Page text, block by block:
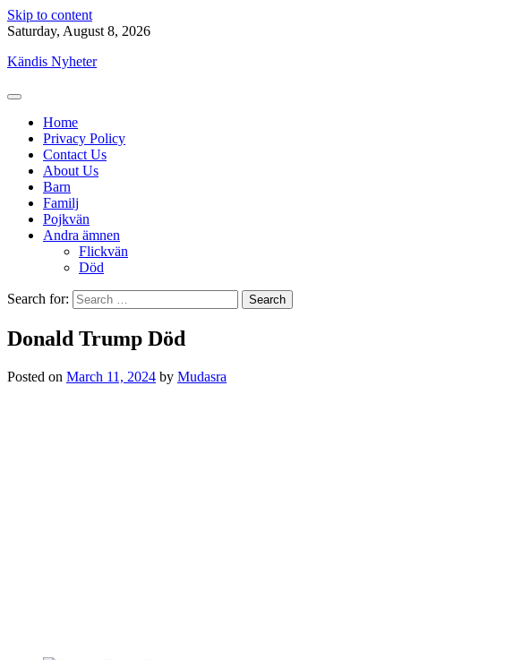
Skip to content
Saturday, August 8, 2026
Kändis Nyheter
Home
Privacy Policy
Contact Us
About Us
Barn
Familj
Pojkvän
Andra ämnen
Flickvän
Död
Search for:
Donald Trump Död
Posted on March 11, 2024 by Mudasra